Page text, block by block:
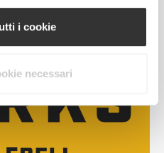
i cookie
necessari